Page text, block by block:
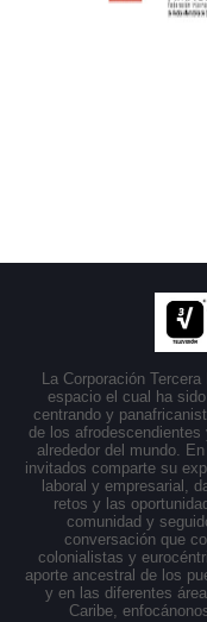
La Corporación
espacio el cual ha
centrando y
de los
alrededor del mundo.
invitados comparte su
laboral y empresarial,
retos y las
comunidad y
conversación que
colonialistas y
aporte ancestral de los
y en las diferentes
Caribe,